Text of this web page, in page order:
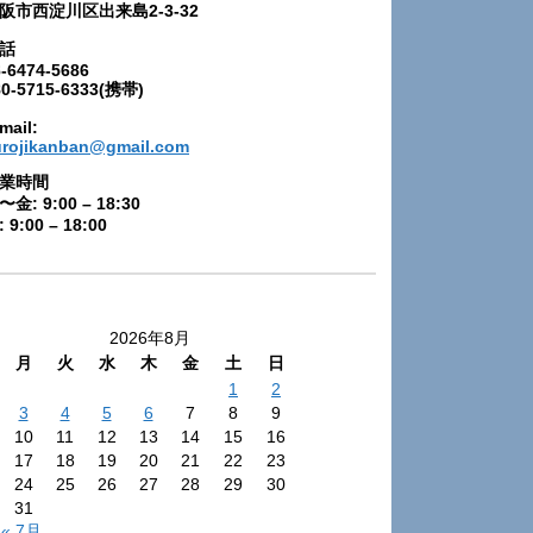
市西淀川区出来島2-3-32
6474-5686
5715-6333(携帯)
時間
金: 9:00 – 18:30
9:00 – 18:00
2026年8月
月
火 水 木 金 土
日
1
2
3
4 5 6 7 8
9
10
11 12 13 14 15
16
17
18 19 20 21 22
23
24
25 26 27 28 29
30
31